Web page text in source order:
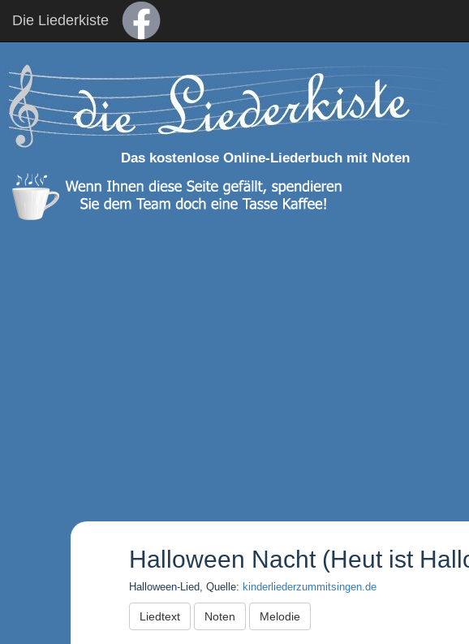
Die Liederkiste
Das kostenlose Online-Liederbuch mit Noten
Halloween Nacht (Heut ist
Halloween-Lied, Quelle: kinderliederzummitsingen.de
Liedtext Noten Melodie